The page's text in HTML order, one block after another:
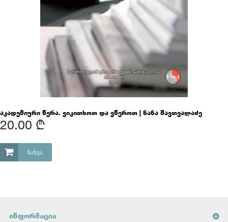
აკადემიური წერა. ვიკითხოთ და ვწეროთ | ნანა შავთვალაძე
20.00 ₾
ᲜᲐᲮᲕᲐ
ᲘᲜᲤᲝᲠᲛᲐᲪᲘᲐ